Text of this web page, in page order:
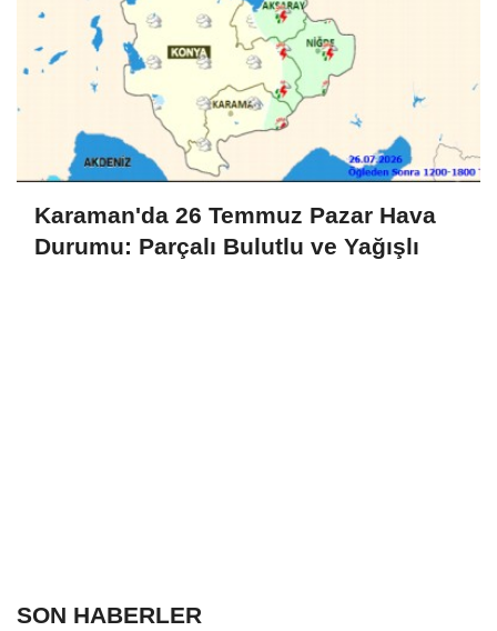
Karaman'da 26 Temmuz Pazar Hava
Durumu: Parçalı Bulutlu ve Yağışlı
SON HABERLER